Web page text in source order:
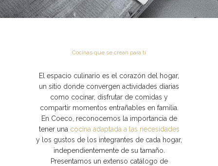
Cocinas que se crean para tí
El espacio culinario es el corazón del hogar,
un sitio donde convergen actividades diarias
como cocinar, disfrutar de comidas y
compartir momentos entrañables en familia.
En Coeco, reconocemos la importancia de
tener una cocina adaptada a las necesidades
y los gustos de los integrantes de cada hogar,
independientemente de su tamaño.
Presentamos un extenso catálogo de